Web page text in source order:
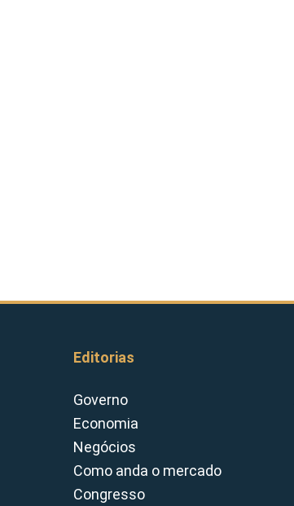
Editorias
Governo
Economia
Negócios
Como anda o mercado
Congresso